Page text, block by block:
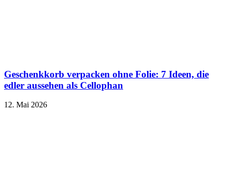
Geschenkkorb verpacken ohne Folie: 7 Ideen, die
edler aussehen als Cellophan
12. Mai 2026